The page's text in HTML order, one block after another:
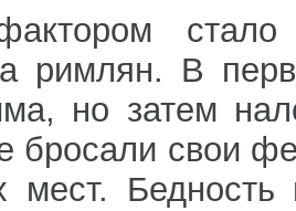
римлян. В
но затем
бросали свои
мест.